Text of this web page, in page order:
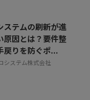
ステムの刷新が進
原因とは？要件整
戻りを防ぐポ...
システム株式会社